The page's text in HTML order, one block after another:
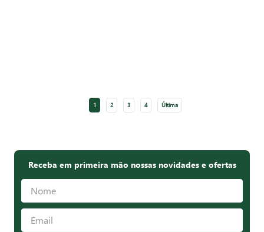
1 2 3 4 Última
Receba em primeira mão nossas novidades e ofertas